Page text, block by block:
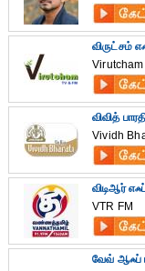
விருட்சம்
Virutcham
விவித்
Vividh
விடிஆர்
VTR FM
வேவ் ஆஃப்